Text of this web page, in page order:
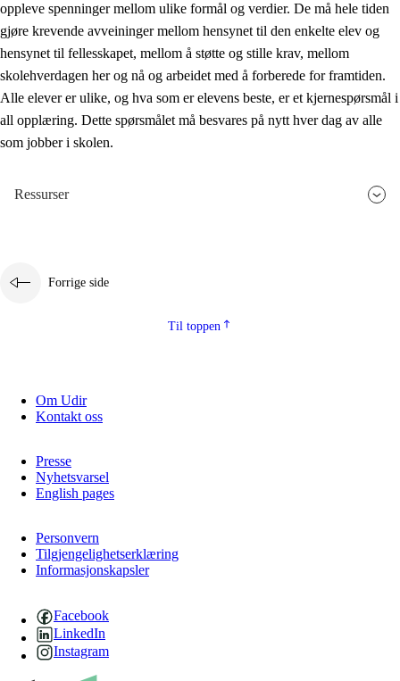
oppleve spenninger mellom ulike formål og verdier. De må hele tiden
gjøre krevende avveininger mellom hensynet til den enkelte elev og
hensynet til fellesskapet, mellom å støtte og stille krav, mellom
skolehverdagen her og nå og arbeidet med å forberede for framtiden.
Alle elever er ulike, og hva som er elevens beste, er et kjernespørsmål i
all opplæring. Dette spørsmålet må besvares på nytt hver dag av alle
som jobber i skolen.
Ressurser
Forrige side
Til toppen
Om Udir
Kontakt oss
Presse
Nyhetsvarsel
English pages
Personvern
Tilgjengelighetserklæring
Informasjonskapsler
Facebook
LinkedIn
Instagram